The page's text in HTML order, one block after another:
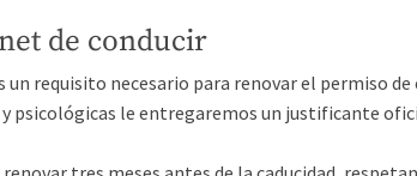
de conducir
requisito necesario para renovar el permiso
psicológicas le entregaremos un justificante